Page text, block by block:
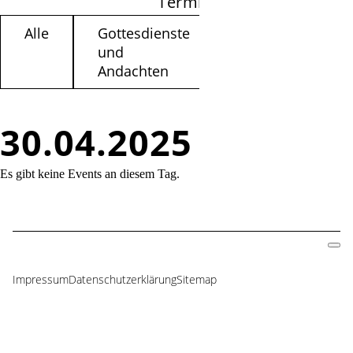
30.04.2025
Alle
Gottesdienste
und
Andachten
Es gibt keine Events an diesem Tag.
Navigation
ImpressumDatenschutzerklärungSitemap